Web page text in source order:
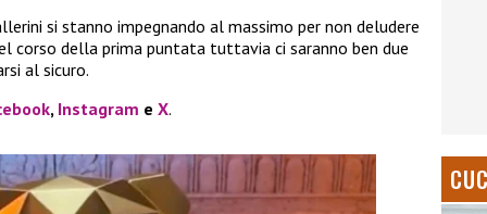
si stanno impegnando al massimo per non deludere
corso della prima puntata tuttavia ci saranno ben due
al sicuro.
, Instagram e X.